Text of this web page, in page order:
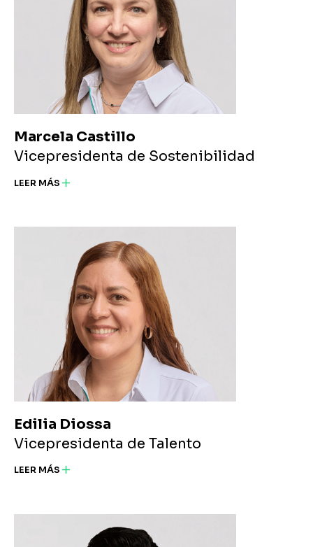
Marcela Castillo
Vicepresidenta de Sostenibilidad
LEER MÁS
Edilia Diossa
Vicepresidenta de Talento
LEER MÁS